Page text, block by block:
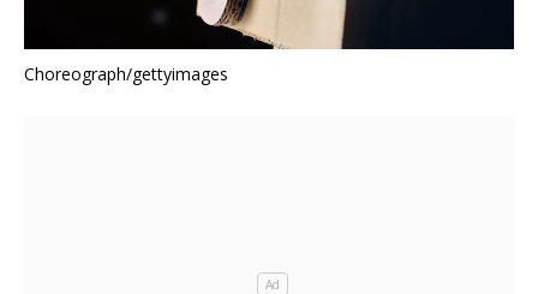
Choreograph/gettyimages